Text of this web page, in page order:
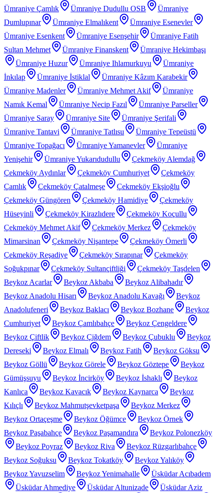
Ümraniye Çamlık
Ümraniye Dudullu OSB
Ümraniye
Dumlupınar
Ümraniye Elmalıkent
Ümraniye Esenevler
Ümraniye Esenkent
Ümraniye Esenşehir
Ümraniye Fatih
Sultan Mehmet
Ümraniye Finanskent
Ümraniye Hekimbaşı
Ümraniye Huzur
Ümraniye Ihlamurkuyu
Ümraniye
İnkılap
Ümraniye İstiklal
Ümraniye Kâzım Karabekir
Ümraniye Madenler
Ümraniye Mehmet Akif
Ümraniye
Namık Kemal
Ümraniye Necip Fazıl
Ümraniye Parseller
Ümraniye Saray
Ümraniye Site
Ümraniye Şerifali
Ümraniye Tantavi
Ümraniye Tatlısu
Ümraniye Tepeüstü
Ümraniye Topağacı
Ümraniye Yamanevler
Ümraniye
Yenişehir
Ümraniye Yukarıdudullu
Çekmeköy Alemdağ
Çekmeköy Aydınlar
Çekmeköy Cumhuriyet
Çekmeköy
Çamlık
Çekmeköy Çatalmeşe
Çekmeköy Ekşioğlu
Çekmeköy Güngören
Çekmeköy Hamidiye
Çekmeköy
Hüseyinli
Çekmeköy Kirazlıdere
Çekmeköy Koçullu
Çekmeköy Mehmet Akif
Çekmeköy Merkez
Çekmeköy
Mimarsinan
Çekmeköy Nişantepe
Çekmeköy Ömerli
Çekmeköy Reşadiye
Çekmeköy Sırapınar
Çekmeköy
Soğukpınar
Çekmeköy Sultançiftliği
Çekmeköy Taşdelen
Beykoz Acarlar
Beykoz Akbaba
Beykoz Alibahadır
Beykoz Anadolu Hisarı
Beykoz Anadolu Kavağı
Beykoz
Anadolufeneri
Beykoz Baklacı Beykoz Bozhane
Beykoz
Cumhuriyet
Beykoz Çamlıbahçe
Beykoz Çengeldere
Beykoz Çiftlik
Beykoz Çiğdem Beykoz Çubuklu
Beykoz
Dereseki
Beykoz Elmalı Beykoz Fatih
Beykoz Göksu
Beykoz Göllü
Beykoz Görele Beykoz Göztepe
Beykoz
Gümüşsuyu
Beykoz İncirköy Beykoz İshaklı
Beykoz
Kanlıca
Beykoz Kavacık Beykoz Kaynarca
Beykoz
Kılıçlı
Beykoz Mahmutşevketpaşa
Beykoz Merkez
Beykoz Ortaçeşme
Beykoz Öğümce
Beykoz Örnek
Beykoz Paşabahçe
Beykoz Paşamandıra
Beykoz Polonezköy
Beykoz Poyraz
Beykoz Riva
Beykoz Rüzgarlıbahçe
Beykoz Soğuksu
Beykoz Tokatköy
Beykoz Yalıköy
Beykoz Yavuzselim
Beykoz Yenimahalle
Üsküdar Acıbadem
Üsküdar Ahmediye
Üsküdar Altunizade Üsküdar Aziz